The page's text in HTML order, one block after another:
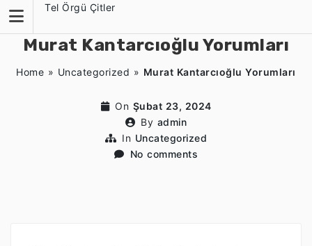
content
Tel Örgü Çitler
Murat Kantarcıoğlu Yorumları
Home » Uncategorized » Murat Kantarcıoğlu Yorumları
On Şubat 23, 2024
By admin
In Uncategorized
No comments